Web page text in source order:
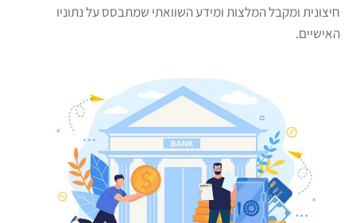
חיצונית ומקבל המלצות ומידע השוואתי שמתבסס על נתוניו
האישיים.